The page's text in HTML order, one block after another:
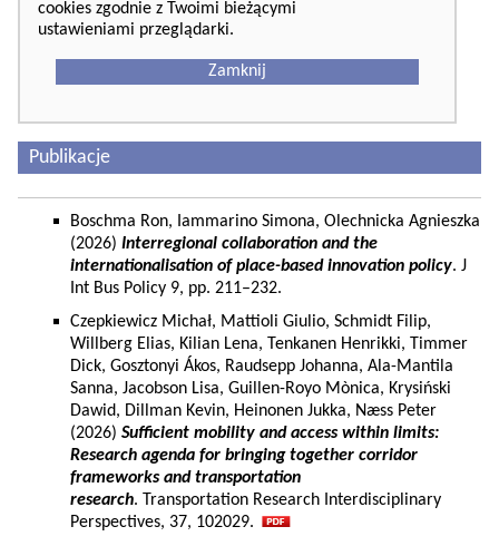
cookies zgodnie z Twoimi bieżącymi
ustawieniami przeglądarki.
Zamknij
Publikacje
Boschma Ron, Iammarino Simona, Olechnicka Agnieszka
(2026) Interregional collaboration and the
internationalisation of place-based innovation policy. J
Int Bus Policy 9, pp. 211–232.
Czepkiewicz Michał, Mattioli Giulio, Schmidt Filip,
Willberg Elias, Kilian Lena, Tenkanen Henrikki, Timmer
Dick, Gosztonyi Ákos, Raudsepp Johanna, Ala-Mantila
Sanna, Jacobson Lisa, Guillen-Royo Mònica, Krysiński
Dawid, Dillman Kevin, Heinonen Jukka, Næss Peter
(2026) Sufficient mobility and access within limits:
Research agenda for bringing together corridor
frameworks and transportation
research. Transportation Research Interdisciplinary
Perspectives, 37, 102029.